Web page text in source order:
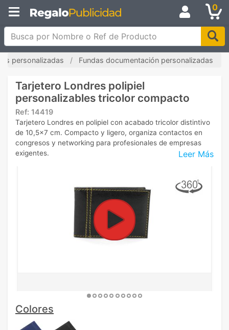
0
Busca por Nombre o Ref de Producto
personalizadas Fundas documentación personalizadas
Tarjetero Londres polipiel
personalizables tricolor compacto
Ref: 14419
Leer Más
Tarjetero Londres en polipiel con acabado tricolor distintivo
de 10,5x7 cm. Compacto y ligero, organiza contactos en
congresos y networking para profesionales de empresas
exigentes.
Colores